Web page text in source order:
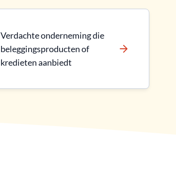
Verdachte onderneming die
beleggingsproducten of
kredieten aanbiedt